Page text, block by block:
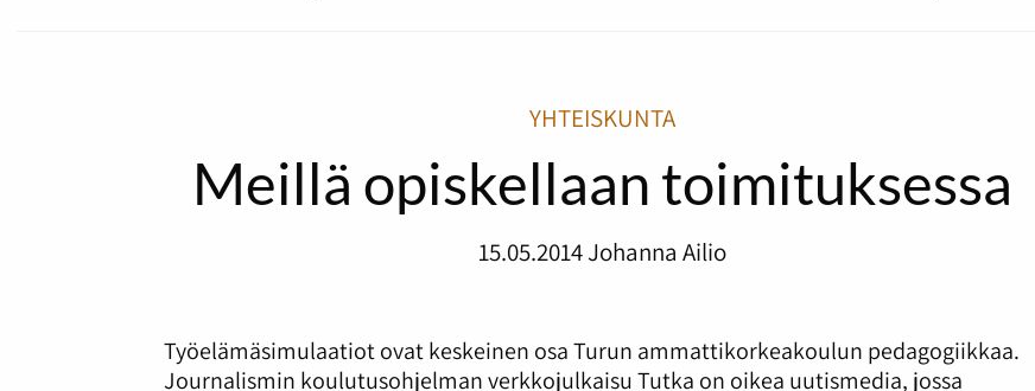
YHTEISKUNTA
Meillä opiskellaan toimituksessa
15.05.2014Johanna Ailio
Työelämäsimulaatiot ovat keskeinen osa Turun ammattikorkeakoulun pedagogiikkaa.
Journalismin koulutusohjelman verkkojulkaisu Tutka on oikea uutismedia, jossa